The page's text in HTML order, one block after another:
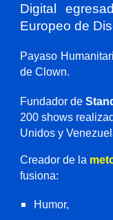
Digital
Europeo de
Payaso
de Clown.
Fundador de
200 shows
Unidos y
Creador de la
fusiona:
Humor,